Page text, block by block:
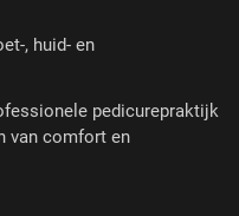
, huid- en
pedicurepraktijk
van comfort en